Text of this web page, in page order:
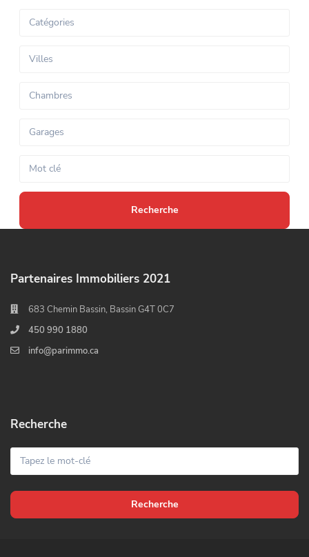
Partenaires Immobiliers 2021
683 Chemin Bassin, Bassin G4T 0C7
450 990 1880
info@parimmo.ca
Recherche
Recherche